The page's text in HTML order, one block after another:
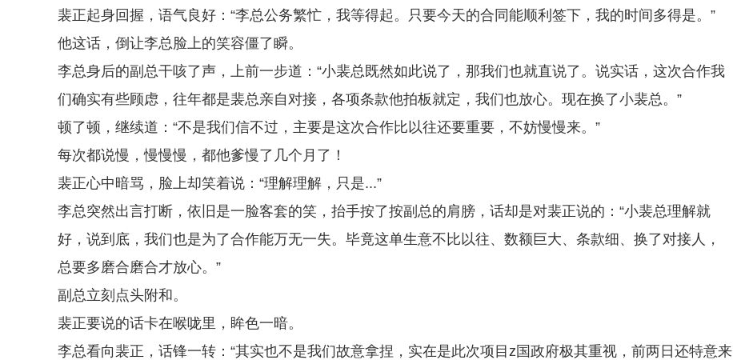
裴正起身回握，语气良好：“李总公务繁忙，我等得起。只要今天的合同能顺利签下，我的时间多得是。”
他这话，倒让李总脸上的笑容僵了瞬。
李总身后的副总干咳了声，上前一步道：“小裴总既然如此说了，那我们也就直说了。说实话，这次合作我
们确实有些顾虑，往年都是裴总亲自对接，各项条款他拍板就定，我们也放心。现在换了小裴总。”
顿了顿，继续道：“不是我们信不过，主要是这次合作比以往还要重要，不妨慢慢来。”
每次都说慢，慢慢慢，都他爹慢了几个月了！
裴正心中暗骂，脸上却笑着说：“理解理解，只是...”
李总突然出言打断，依旧是一脸客套的笑，抬手按了按副总的肩膀，话却是对裴正说的：“小裴总理解就
好，说到底，我们也是为了合作能万无一失。毕竟这单生意不比以往、数额巨大、条款细、换了对接人，
总要多磨合磨合才放心。”
副总立刻点头附和。
裴正要说的话卡在喉咙里，眸色一暗。
李总看向裴正，话锋一转：“其实也不是我们故意拿捏，实在是此次项目z国政府极其重视，前两日还特意来